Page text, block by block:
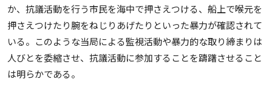
か、抗議活動を行う市民を海中で押さえつける、船上で喉元を
押さえつけたり腕をねじりあげたりといった暴力が確認されて
いる。このような当局による監視活動や暴力的な取り締まりは
人びとを委縮させ、抗議活動に参加することを躊躇させること
は明らかである。